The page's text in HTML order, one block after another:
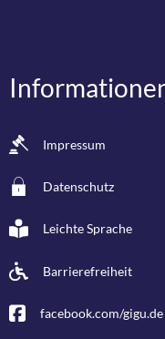
Impressum
Datenschutz
Leichte Sprache
Barrierefreiheit
facebook.com/gigu.de